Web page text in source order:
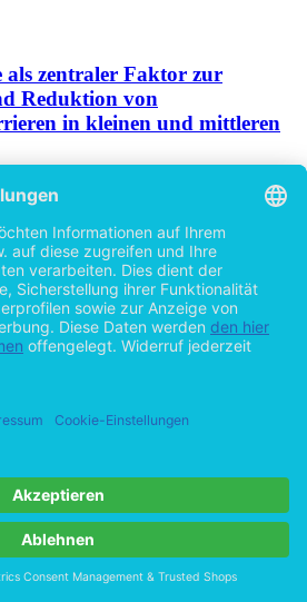
als zentraler Faktor zur
Reduktion von
in kleinen und mittleren
52 Seiten
& Thoms Media GmbH